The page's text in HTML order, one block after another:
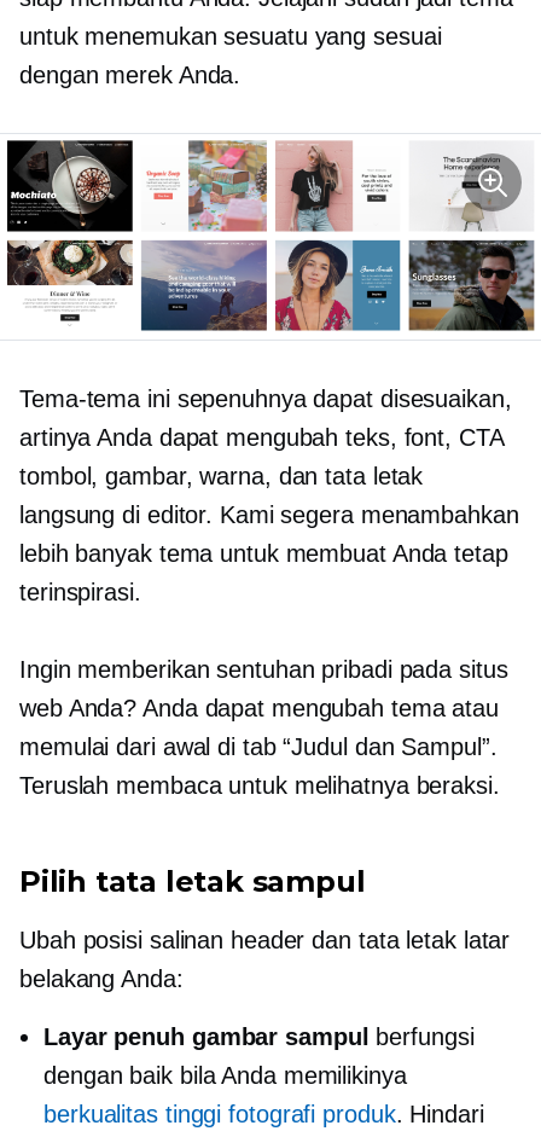
untuk menemukan sesuatu yang sesuai
dengan merek Anda.
Tema-tema ini sepenuhnya dapat disesuaikan,
artinya Anda dapat mengubah teks, font, CTA
tombol, gambar, warna, dan tata letak
langsung di editor. Kami segera menambahkan
lebih banyak tema untuk membuat Anda tetap
terinspirasi.
Ingin memberikan sentuhan pribadi pada situs
web Anda? Anda dapat mengubah tema atau
memulai dari awal di tab “Judul dan Sampul”.
Teruslah membaca untuk melihatnya beraksi.
Pilih tata letak sampul
Ubah posisi salinan header dan tata letak latar
belakang Anda:
Layar penuh gambar sampul
berfungsi
dengan baik bila Anda memilikinya
berkualitas tinggi fotografi produk. Hindari